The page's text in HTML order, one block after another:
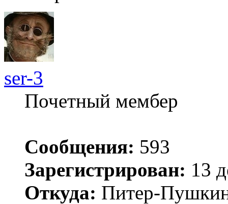
ser-3
Почетный мембер
Сообщения: 593
Зарегистрирован: 13
Откуда: Питер-